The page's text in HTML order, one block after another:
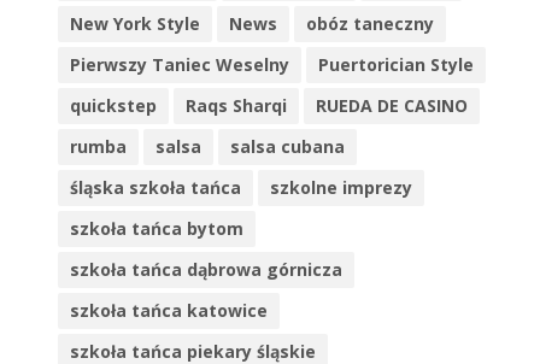
New York Style
News
obóz taneczny
Pierwszy Taniec Weselny
Puertorician Style
quickstep
Raqs Sharqi
RUEDA DE CASINO
rumba
salsa
salsa cubana
śląska szkoła tańca
szkolne imprezy
szkoła tańca bytom
szkoła tańca dąbrowa górnicza
szkoła tańca katowice
szkoła tańca piekary śląskie